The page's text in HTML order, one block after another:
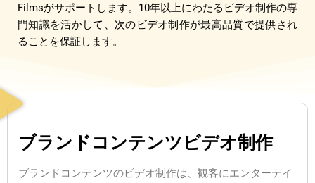
Filmsがサポートします。10年以上にわたるビデオ制作の専
門知識を活かして、次のビデオ制作が最高品質で提供され
ることを保証します。
ブランドコンテンツビデオ制作
ブランドコンテンツのビデオ制作は、観客にエンターテイ